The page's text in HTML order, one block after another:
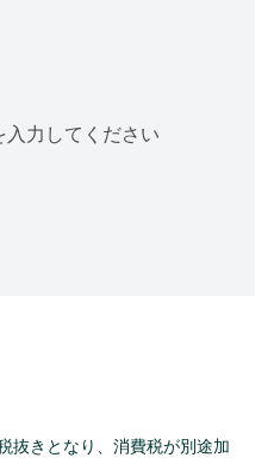
力してください
抜きとなり、消費税が別途加